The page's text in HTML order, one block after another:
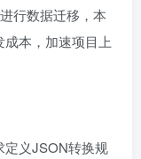
行数据迁移，本
本，加速项目上
定义JSON转换规